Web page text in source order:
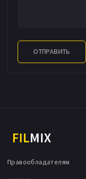
ОТПРАВИТЬ
FILMIX
Правообладателям